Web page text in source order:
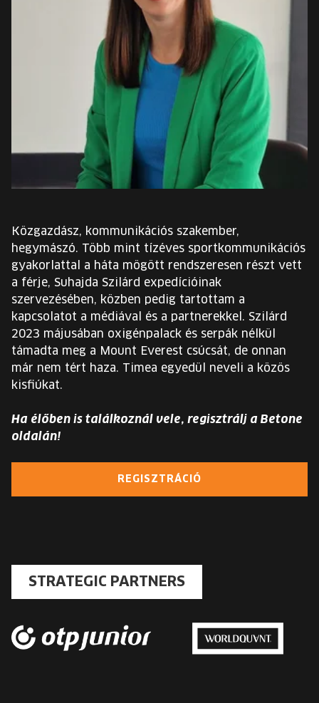
EURÓPA JÖVŐFESZTIVÁLJA
INGYENES DIÁK- ÉS TANÁRREGISZTRÁCIÓ
language:
EN
Közgazdász, kommunikációs szakember,
hegymászó. Több mint tízéves sportkommunikációs
gyakorlattal a háta mögött rendszeresen részt vett
a férje, Suhajda Szilárd expedícióinak
szervezésében, közben pedig tartottam a
kapcsolatot a médiával és a partnerekkel. Szilárd
2023 májusában oxigénpalack és serpák nélkül
támadta meg a Mount Everest csúcsát, de onnan
már nem tért haza. Timea egyedül neveli a közös
kisfiúkat.
Ha élőben is találkoznál vele, regisztrálj a Betone
oldalán!
REGISZTRÁCIÓ
STRATEGIC PARTNERS